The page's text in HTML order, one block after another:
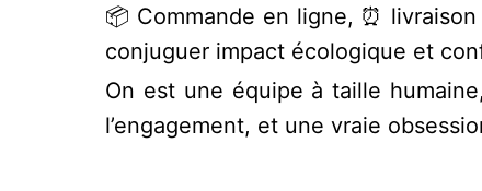
📦 Commande en ligne, ⏰
conjuguer impact écologique et
On est une équipe à taille
l’engagement, et une vraie